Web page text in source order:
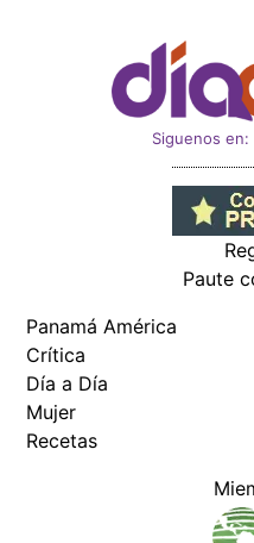
Siguenos en:
Paute
Panamá América
Crítica
Día a Día
Mujer
Recetas